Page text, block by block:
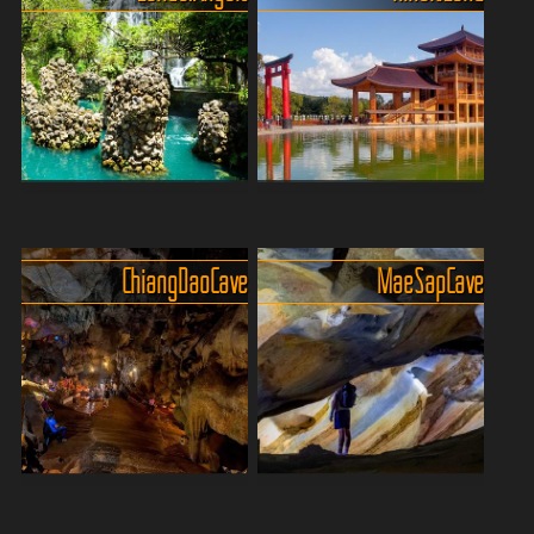
in Chiang Mai, Thailand, ist
ein atemberaubender
botanischer Garten, der
Besucher mit seiner
üppigen Schönheit und
Vielfalt...
Pause-Taste! Der Chaloem
Phrakiat Park, ist eine grüne
Oase an der geschäftigen
Stadt Chiang Mai i...
Stell dir vor, du befindest
dich in einer Landschaft, die
wie aus einem Märchen
entsprungen scheint:
Dichter, zarter Nebel
schwebt in der Luft, krista...
Park
Hinoki Land ist eine
einzigartige Attraktion
zwischen Chiang Mai und
Chiang Rai, die Besucher in
eine faszinierende Welt
japanischer Kultur und
Archit...
Chiang Dao Cave Mae Sap Cave